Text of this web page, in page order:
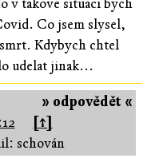
v takove situaci bych
Co jsem slysel,
Kdybych chtel
udelat jinak...
» odpovědět «
[↑]
schován